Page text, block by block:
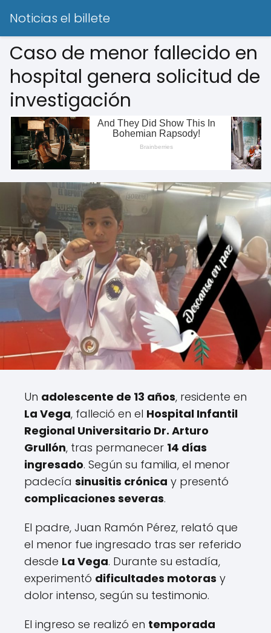
Noticias el billete
Caso de menor fallecido en
hospital genera solicitud de
investigación
Un adolescente de 13 años, residente en
La Vega, falleció en el Hospital Infantil
Regional Universitario Dr. Arturo
Grullón, tras permanecer 14 días
ingresado. Según su familia, el menor
padecía sinusitis crónica y presentó
complicaciones severas.
El padre, Juan Ramón Pérez, relató que
el menor fue ingresado tras ser referido
desde La Vega. Durante su estadía,
experimentó dificultades motoras y
dolor intenso, según su testimonio.
El ingreso se realizó en temporada